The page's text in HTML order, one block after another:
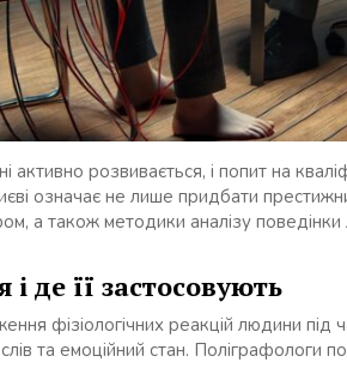
розвивається, і попит на
означає не лише придбати
а також методики аналізу поведінки
де її застосовують
фізіологічних реакцій людини під
та емоційний стан. Поліграфологи